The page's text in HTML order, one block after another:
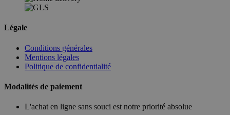
Légale
Conditions générales
Mentions légales
Politique de confidentialité
Modalités de paiement
L'achat en ligne sans souci est notre priorité absolue